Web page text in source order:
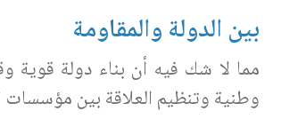
بين الدولة والمقاومة
مما لا شك فيه أن بناء دولة قوية
وطنية وتنظيم العلاقة بين